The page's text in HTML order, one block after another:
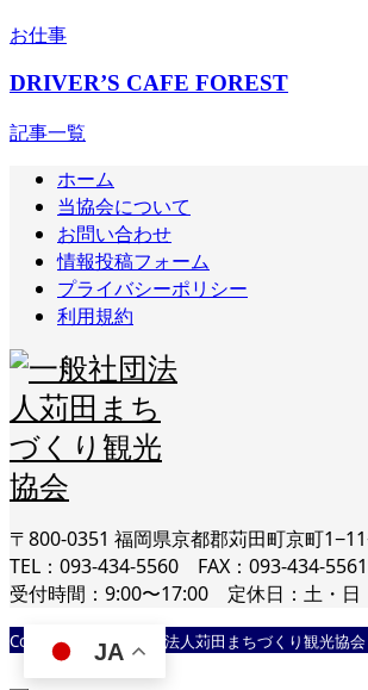
お仕事
DRIVER’S CAFE FOREST
記事一覧
ホーム
当協会について
お問い合わせ
情報投稿フォーム
プライバシーポリシー
利用規約
〒800-0351 福岡県京都郡苅田町京町
TEL：093-434-5560 FAX：093-434-5561
受付時間：9:00〜17:00 定休日：土・日
Copyright © 一般社団法人苅田まちづくり観光協
JA